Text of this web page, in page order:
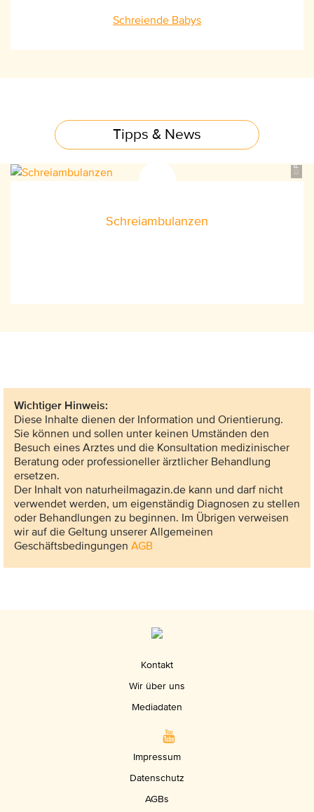
Schreiende Babys
Tipps & News
Schreiambulanzen
Wichtiger Hinweis:
Diese Inhalte dienen der Information und Orientierung.
Sie können und sollen unter keinen Umständen den
Besuch eines Arztes und die Konsultation medizinischer
Beratung oder professioneller ärztlicher Behandlung
ersetzen.
Der Inhalt von naturheilmagazin.de kann und darf nicht
verwendet werden, um eigenständig Diagnosen zu stellen
oder Behandlungen zu beginnen. Im Übrigen verweisen
wir auf die Geltung unserer Allgemeinen
Geschäftsbedingungen AGB
Kontakt
Wir über uns
Mediadaten
Impressum
Datenschutz
AGBs